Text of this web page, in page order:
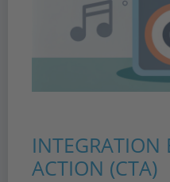
INTEGRATION
ACTION (CTA)